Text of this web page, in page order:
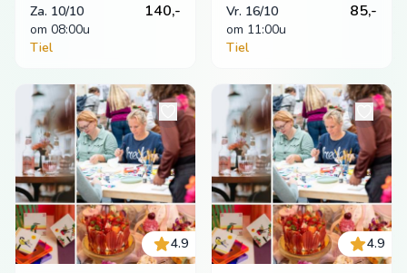
Za. 10/10
om 08:00u
140,-
Tiel
Vr. 16/10
om 11:00u
85,-
Tiel
4.9 4.9